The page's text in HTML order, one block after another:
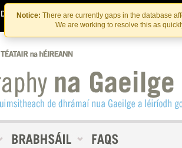
Skip
to
the
content
Skip
to
content
Notice: There are currently gaps in the database
We are working to resolve this as
Déan Teagmháil Linn